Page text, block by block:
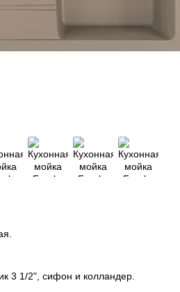
3 1/2", сифон и колландер.